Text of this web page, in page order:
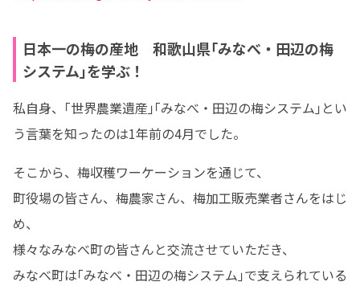
日本一の梅の産地 和歌山県｢みなべ・田辺の梅
システム｣を学ぶ！
私自身、｢世界農業遺産｣｢みなべ・田辺の梅システム｣とい
う言葉を知ったのは1年前の4月でした。
そこから、梅収穫ワーケーションを通じて、
町役場の皆さん、梅農家さん、梅加工販売業者さんをはじ
め、
様々なみなべ町の皆さんと交流させていただき、
みなべ町は｢みなべ・田辺の梅システム｣で支えられている